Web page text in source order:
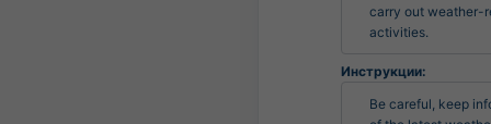
carry out weather-
activities.
Инструкции:
Be careful, keep